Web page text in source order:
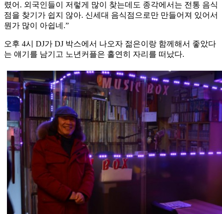
렸어. 외국인들이 저렇게 많이 찾는데도 종각에서는 전통 음식
점을 찾기가 쉽지 않아. 신세대 음식점으로만 만들어져 있어서
뭔가 많이 아쉽네.”
오후 4시 DJ가 DJ 박스에서 나오자 젊은이랑 함께해서 좋았다
는 얘기를 남기고 노년커플은 홀연히 자리를 떠났다.